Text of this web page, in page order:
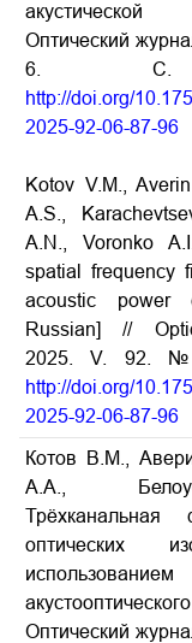
Оптический
6. С.
http://doi.org/
2025-92-06-87-96
Kotov V.M.,
A.S.,
A.N., Voronko
spatial frequency
acoustic power
Russian] //
2025. V. 92.
http://doi.org/
2025-92-06-87-96
Котов В.М.,
А.А.,
Трёхканальная
оптических
Оптический